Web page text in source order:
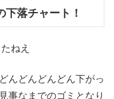
落チャート！
ねえ
んどんどんどん下がっ
事なまでのゴミとなり